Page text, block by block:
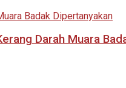
Darah Muara